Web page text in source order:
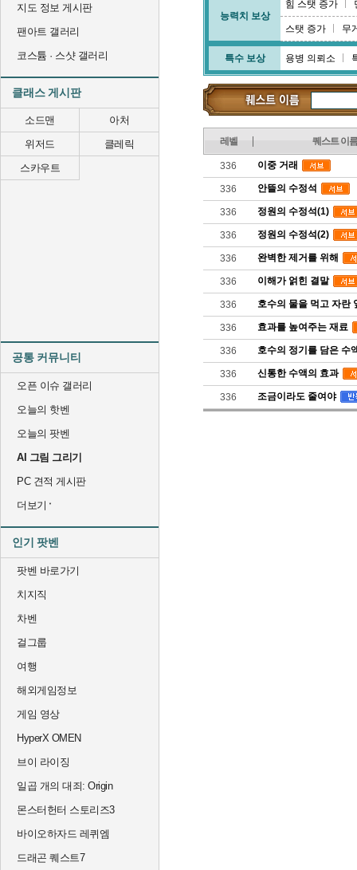
지도 정보 게시판
팬아트 갤러리
코스튬 · 스샷 갤러리
클래스 게시판
소드맨
아처
위저드
클레릭
스카우트
공통 커뮤니티
오픈 이슈 갤러리
오늘의 핫벤
오늘의 팟벤
AI 그림 그리기
PC 견적 게시판
더보기
인기 팟벤
팟벤 바로가기
치지직
차벤
걸그룹
여행
해외게임정보
게임 영상
HyperX OMEN
브이 라이징
일곱 개의 대죄: Origin
몬스터헌터 스토리즈3
바이오하자드 레퀴엠
드래곤 퀘스트7
능력치 보상
힘 스탯 증가
스탯 증가 무
특수 보상 용병 의뢰소
레벨 퀘스트 이름
336 이중 거래
336 안뜰의 수정석
336 정원의 수정석(1)
336 정원의 수정석(2)
336 완벽한 제거를 위해
336 이해가 얽힌 결말
336 호수의 물을 먹고 자란
336 효과를 높여주는 재료
336 호수의 정기를 담은 수
336 신통한 수액의 효과
336 조금이라도 줄여야